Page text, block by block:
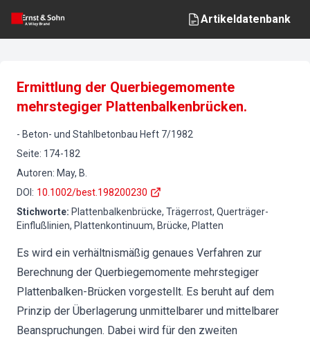
Artikeldatenbank
Ermittlung der Querbiegemomente
mehrstegiger Plattenbalkenbrücken.
- Beton- und Stahlbetonbau Heft 7/1982
Seite: 174-182
Autoren: May, B.
DOI : 10.1002/best.198200230
Stichworte: Plattenbalkenbrücke, Trägerrost, Querträger-
Einflußlinien, Plattenkontinuum, Brücke, Platten
Es wird ein verhältnismäßig genaues Verfahren zur
Berechnung der Querbiegemomente mehrstegiger
Plattenbalken-Brücken vorgestellt. Es beruht auf dem
Prinzip der Überlagerung unmittelbarer und mittelbarer
Beanspruchungen. Dabei wird für den zweiten